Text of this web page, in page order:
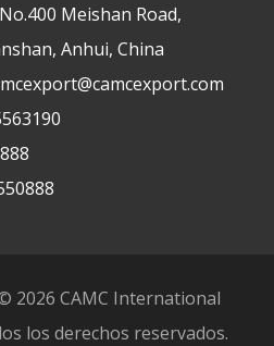
Meishan Road,
Anhui, China
2026 CAMC International
los derechos reservados.